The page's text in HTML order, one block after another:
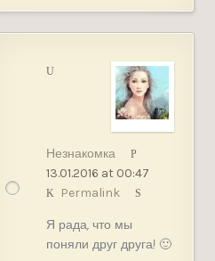
Незнакомка
13.01.2016 at 00:47
Permalink
Я рада, что мы
поняли друг друга! 🙂